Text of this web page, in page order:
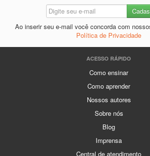
Ao inserir seu e-mail você concorda com
Política de Privacidade
ACESSO RÁPIDO
Como ensinar
Como aprender
Nossos autores
Sobre nós
Blog
Imprensa
Central de atendimento